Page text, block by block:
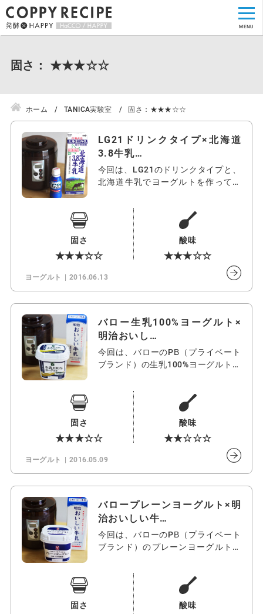
固さ： ★★★☆☆
ホーム TANICA実験室 固さ：★★★☆☆
LG21ドリンクタイプ×北海道
3.8牛乳…
今回は、LG21のドリンクタイプと、
北海道牛乳でヨーグルトを作ってみ
固さ
★★★☆☆
酸味
★★★☆☆
ヨーグルト 2016.06.13
バロー生乳100%ヨーグルト×
明治おいし…
今回は、バローのPB（プライベート
ブランド）の生乳100%ヨーグルトか
固さ
★★★☆☆
酸味
★★☆☆☆
ヨーグルト 2016.05.09
バロープレーンヨーグルト×明
治おいしい牛…
今回は、バローのPB（プライベート
ブランド）のプレーンヨーグルトか
固さ 酸味